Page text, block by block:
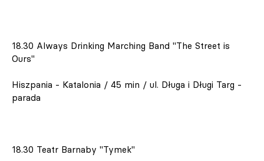
18.30 Always Drinking Marching Band "The Street is
Ours"
Hiszpania - Katalonia / 45 min / ul. Długa i Długi Targ -
parada
18.30 Teatr Barnaby "Tymek"